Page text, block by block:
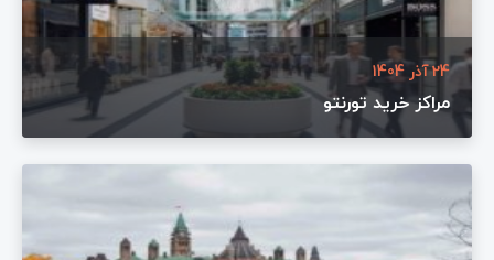
24 آذر 1404
مراکز خرید تورنتو